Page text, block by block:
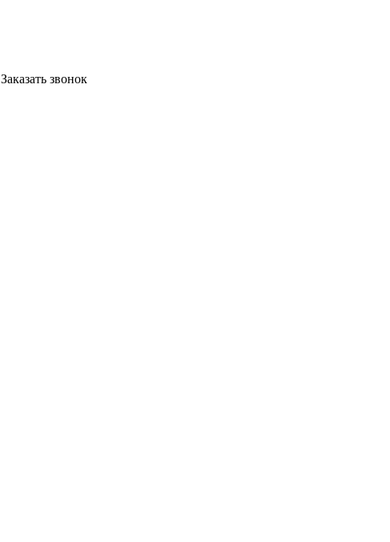
Заказать звонок